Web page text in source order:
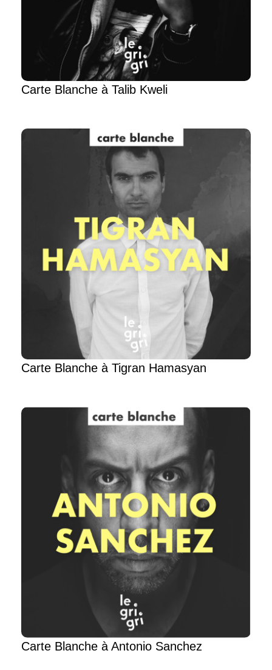
Carte Blanche à Talib Kweli
Carte Blanche à Tigran Hamasyan
Carte Blanche à Antonio Sanchez